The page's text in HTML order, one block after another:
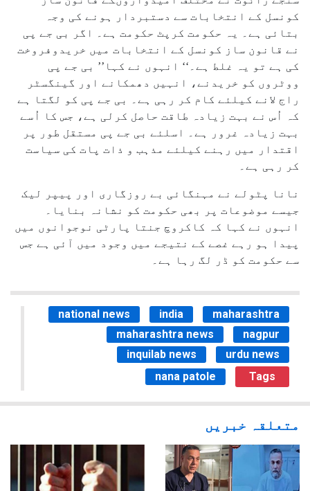
کونسل کے انتخابات سے دستبردار ہونے کی وجہ
بتائی ہے۔ یہ حکومت کرپٹ حکومت ہے۔ اگر بی جے پی
نے قانون ساز کونسل کے انتخابات میں خریدوفروخت
کی ہے تو یہ غلط ہے۔‘‘ انہوں نے کہا’’ بی جے پی
ووٹروں کو خریدنے، انہیں دھمکانے اور گینگسٹر
راج لانے کیلئے کام کر رہی ہے۔ بی جے پی کو لگتا ہے
کہ اُس نے بہت زیادہ طاقت حاصل کرلی ہے، جس کا اُسے
بہت زیادہ غرور ہے۔ اسلئے بی جے پی مستقل طور پر
اقتدار میں رہنے کیلئے مذہب و ذات پات کی سیاست
کر رہی ہے۔
نانا پٹولے نے مہنگائی بے روزگاری اور پیپر لیک
جیسے موضوعات پر بھی حکومت کو نشانہ بنایا۔
انہوں نے کہا کہ کاکروچ جنتا پارٹی نوجوانوں میں
پیدا ہو رہے غصے کے نتیجے میں وجود میں آئی ہے جس
سے حکومت کو ڈر لگ رہا ہے۔
national news india
maharashtra
maharashtra news
nagpur
inquilab news
urdu news
nana patole
Tags
متعلقہ خبریں